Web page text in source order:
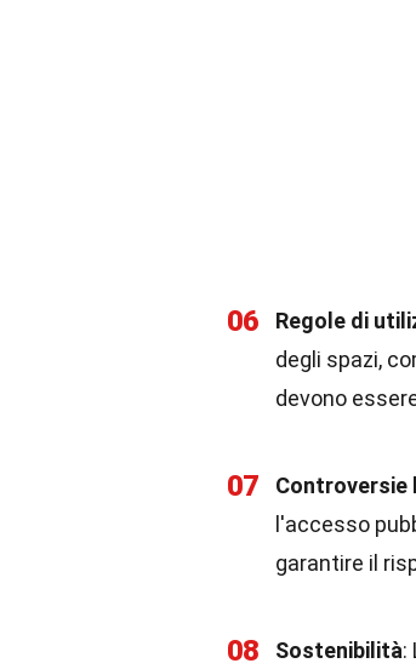
06 Regole di
degli spazi,
devono
07 Controversie
l'accesso
garantire il
08 Sostenibilità: